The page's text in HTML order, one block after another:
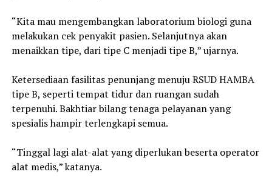
“Kita mau mengembangkan laboratorium biologi guna
melakukan cek penyakit pasien. Selanjutnya akan
menaikkan tipe, dari tipe C menjadi tipe B,” ujarnya.
Ketersediaan fasilitas penunjang menuju RSUD HAMBA
tipe B, seperti tempat tidur dan ruangan sudah
terpenuhi. Bakhtiar bilang tenaga pelayanan yang
spesialis hampir terlengkapi semua.
“Tinggal lagi alat-alat yang diperlukan beserta operator
alat medis,” katanya.